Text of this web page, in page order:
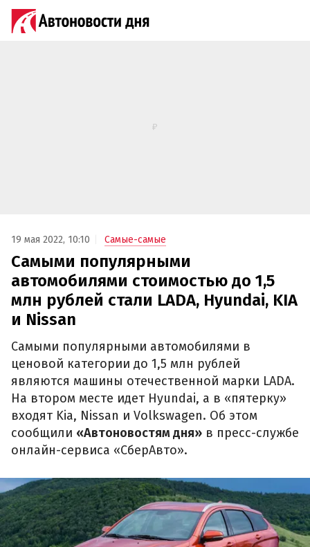
19 мая 2022, 10:10 Самые-самые
Самыми популярными
автомобилями стоимостью до 1,5
млн рублей стали LADA, Hyundai, KIA
и Nissan
Самыми популярными автомобилями в
ценовой категории до 1,5 млн рублей
являются машины отечественной марки LADA.
На втором месте идет Hyundai, а в «пятерку»
входят Kia, Nissan и Volkswagen. Об этом
сообщили «Автоновостям дня» в пресс-службе
онлайн-сервиса «СберАвто».